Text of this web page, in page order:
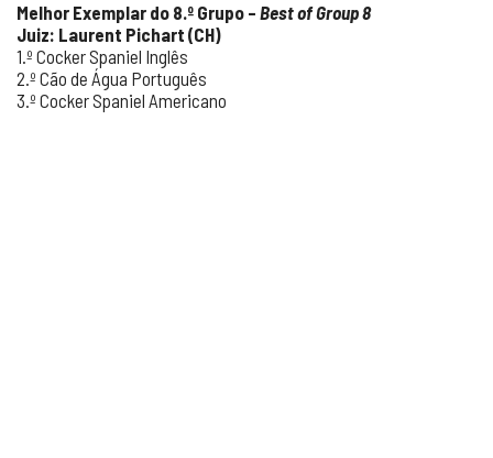
Melhor Exemplar do 8.º Grupo – Best of Group 8
Juiz: Laurent Pichart (CH)
1.º Cocker Spaniel Inglês
2.º Cão de Água Português
3.º Cocker Spaniel Americano